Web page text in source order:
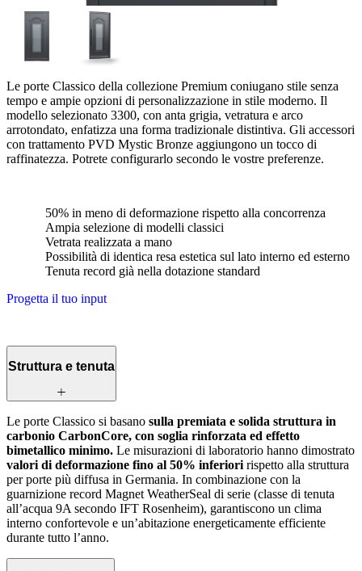
Le porte Classico della collezione Premium coniugano stile senza
tempo e ampie opzioni di personalizzazione in stile moderno. Il
modello selezionato 3300, con anta grigia, vetratura e arco
arrotondato, enfatizza una forma tradizionale distintiva. Gli accessori
con trattamento PVD Mystic Bronze aggiungono un tocco di
raffinatezza. Potrete configurarlo secondo le vostre preferenze.
50% in meno di deformazione rispetto alla concorrenza
Ampia selezione di modelli classici
Vetrata realizzata a mano
Possibilità di identica resa estetica sul lato interno ed esterno
Tenuta record già nella dotazione standard
Progetta il tuo input
Struttura e tenuta
Le porte Classico si basano sulla premiata e solida struttura in
carbonio CarbonCore, con soglia rinforzata ed effetto
bimetallico minimo. Le misurazioni di laboratorio hanno dimostrato
valori di deformazione fino al 50% inferiori rispetto alla struttura
per porte più diffusa in Germania. In combinazione con la
guarnizione record Magnet WeatherSeal di serie (classe di tenuta
all’acqua 9A secondo IFT Rosenheim), garantiscono un clima
interno confortevole e un’abitazione energeticamente efficiente
durante tutto l’anno.